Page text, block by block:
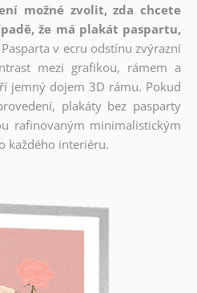
možné zvolit, zda chcete
že má plakát paspartu,
Pasparta v ecru odstínu zvýrazní
mezi grafikou, rámem a
jemný dojem 3D rámu. Pokud
plakáty bez pasparty
rafinovaným minimalistickým
každého interiéru.